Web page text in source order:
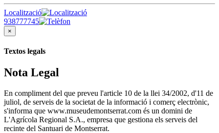
Localització
938777745
×
Textos legals
Nota Legal
En compliment del que preveu l'article 10 de la llei 34/2002, d'11 de
juliol, de serveis de la societat de la informació i comerç electrònic,
s'informa que www.museudemontserrat.com és un domini de
L'Agrícola Regional S.A., empresa que gestiona els serveis del
recinte del Santuari de Montserrat.